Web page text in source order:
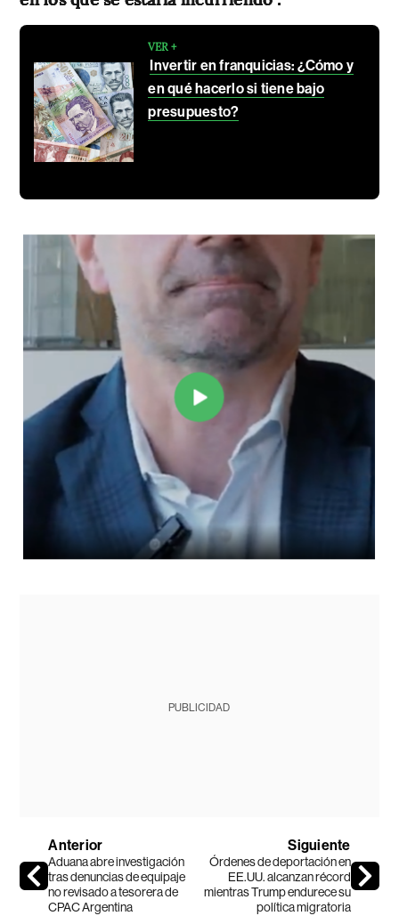
VER +
Invertir en franquicias: ¿Cómo y
en qué hacerlo si tiene bajo
presupuesto?
PUBLICIDAD
Anterior
Aduana abre investigación
tras denuncias de equipaje
no revisado a tesorera de
CPAC Argentina
Siguiente
Órdenes de deportación en
EE.UU. alcanzan récord
mientras Trump endurece su
política migratoria